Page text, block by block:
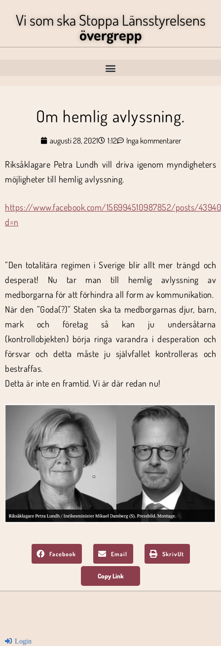
Vi som ska Stoppa Länsstyrelsens
övergrepp
Om hemlig avlyssning.
augusti 28, 2021 1:12 Inga kommentarer
Riksåklagare Petra Lundh vill driva igenom myndigheters
möjligheter till hemlig avlyssning.
https://www.facebook.com/156994510987852/posts/
d=n
”Den totalitära regimen i Sverige blir allt mer trängd och
desperat! Nu tar man till hemlig avlyssning av
medborgarna för att förhindra all form av kommunikation.
När den ”Goda(?)” Staten ska ta medborgarnas djur, barn,
mark och företag så kan ju undersåtarna
(kontrollobjekten) börja ringa varandra i desperation och
försvar och detta måste ju självfallet kontrolleras och
bestraffas.
Detta är inte en framtid. Vi är där redan nu!
Facebook Email SkrivUt
Login